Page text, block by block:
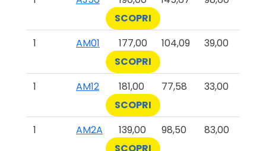
SCOPRI
1
AM01 177,00 104,09
39,00
SCOPRI
1
AM12 181,00 77,58
33,00
SCOPRI
1
AM2A 139,00 98,50
83,00